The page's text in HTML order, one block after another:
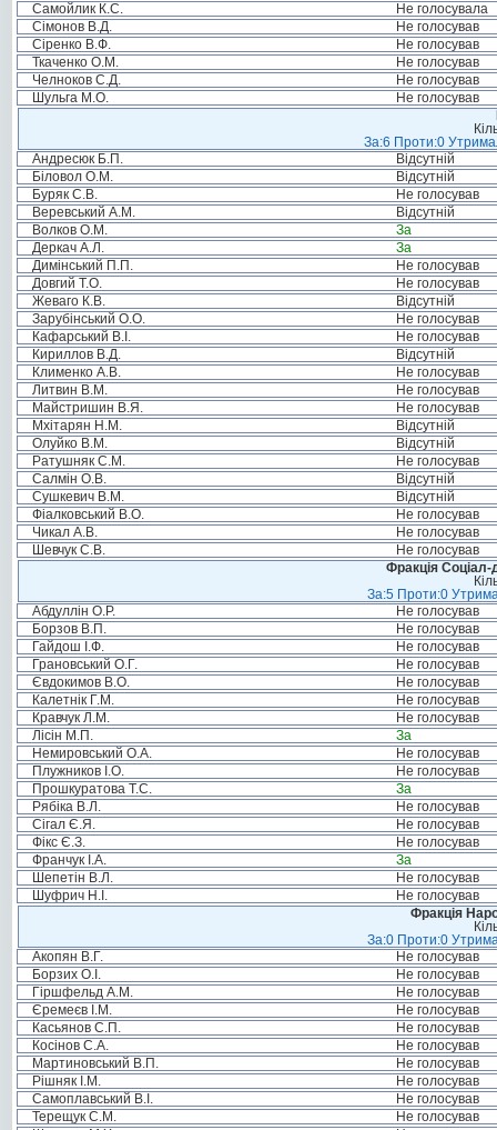
Самойлик К.С.
Не голосувала
Сімонов В.Д.
Не голосував
Сіренко В.Ф.
Не голосував
Ткаченко О.М.
Не голосував
Челноков С.Д.
Не голосував
Шульга М.О.
Не голосував
За:6 Проти:0
Андресюк Б.П.
Відсутній
Біловол О.М.
Відсутній
Буряк С.В.
Не голосував
Веревський А.М.
Відсутній
Волков О.М.
За
Деркач А.Л.
За
Димінський П.П.
Не голосував
Довгий Т.О.
Не голосував
Жеваго К.В.
Відсутній
Зарубінський О.О.
Не голосував
Кафарський В.І.
Не голосував
Кириллов В.Д.
Відсутній
Клименко А.В.
Не голосував
Литвин В.М.
Не голосував
Майстришин В.Я.
Не голосував
Мхітарян Н.М.
Відсутній
Олуйко В.М.
Відсутній
Ратушняк С.М.
Не голосував
Салмін О.В.
Відсутній
Сушкевич В.М.
Відсутній
Фіалковський В.О.
Не голосував
Чикал А.В.
Не голосував
Шевчук С.В.
Не голосував
Фракція Соціал-
За:5 Проти:0
Абдуллін О.Р.
Не голосував
Борзов В.П.
Не голосував
Гайдош І.Ф.
Не голосував
Грановський О.Г.
Не голосував
Євдокимов В.О.
Не голосував
Калетнік Г.М.
Не голосував
Кравчук Л.М.
Не голосував
Лісін М.П.
За
Немировський О.А.
Не голосував
Плужников І.О.
Не голосував
Прошкуратова Т.С.
За
Рябіка В.Л.
Не голосував
Сігал Є.Я.
Не голосував
Фікс Є.З.
Не голосував
Франчук І.А.
За
Шепетін В.Л.
Не голосував
Шуфрич Н.І.
Не голосував
Фракція
За:0 Проти:0
Акопян В.Г.
Не голосував
Борзих О.І.
Не голосував
Гіршфельд А.М.
Не голосував
Єремеєв І.М.
Не голосував
Касьянов С.П.
Не голосував
Косінов С.А.
Не голосував
Мартиновський В.П.
Не голосував
Рішняк І.М.
Не голосував
Самоплавський В.І.
Не голосував
Терещук С.М.
Не голосував